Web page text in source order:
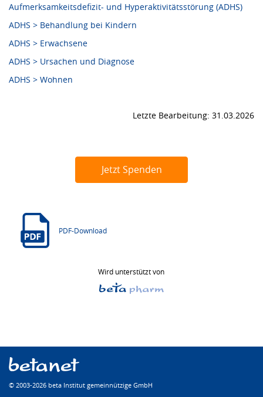
Aufmerksamkeitsdefizit- und Hyperaktivitätsstörung (ADHS)
ADHS > Behandlung bei Kindern
ADHS > Erwachsene
ADHS > Ursachen und Diagnose
ADHS > Wohnen
Letzte Bearbeitung: 31.03.2026
Jetzt Spenden
PDF-Download
Wird unterstützt von
© 2003-2026 beta Institut gemeinnützige GmbH